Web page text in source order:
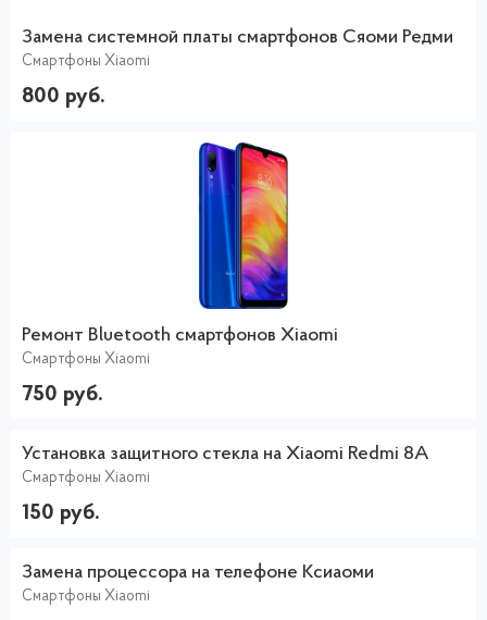
Замена системной платы смартфонов Сяоми Редми
Смартфоны Xiaomi
800 руб.
Ремонт Bluetooth смартфонов Xiaomi
Смартфоны Xiaomi
750 руб.
Установка защитного стекла на Xiaomi Redmi 8A
Смартфоны Xiaomi
150 руб.
Замена процессора на телефоне Ксиаоми
Смартфоны Xiaomi